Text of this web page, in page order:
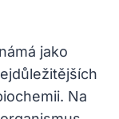
jako
Na